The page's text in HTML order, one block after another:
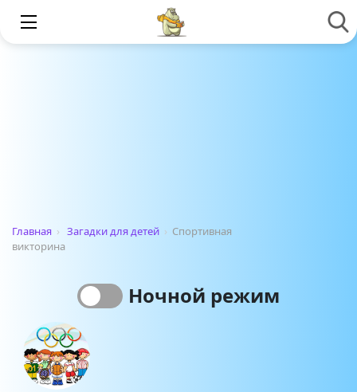
Главная › Загадки для детей › Спортивная
викторина
Ночной режим